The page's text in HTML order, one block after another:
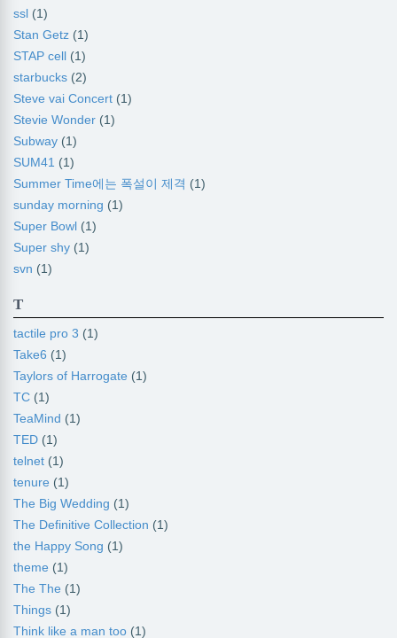
ssl (1)
Stan Getz (1)
STAP cell (1)
starbucks (2)
Steve vai Concert (1)
Stevie Wonder (1)
Subway (1)
SUM41 (1)
Summer Time에는 폭설이 제격 (1)
sunday morning (1)
Super Bowl (1)
Super shy (1)
svn (1)
T
tactile pro 3 (1)
Take6 (1)
Taylors of Harrogate (1)
TC (1)
TeaMind (1)
TED (1)
telnet (1)
tenure (1)
The Big Wedding (1)
The Definitive Collection (1)
the Happy Song (1)
theme (1)
The The (1)
Things (1)
Think like a man too (1)